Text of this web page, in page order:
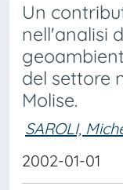
Un
nell'analisi
del settore
Molise.
SAROLI,
2002-01-01